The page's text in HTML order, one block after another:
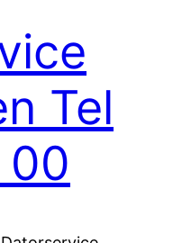
Tel
00